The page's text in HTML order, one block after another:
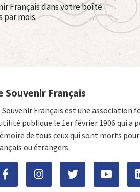
Français dans votre boîte
par mois.
Souvenir Français
Souvenir Français est une association
publique le 1er février 1906 qui a
de tous ceux qui sont morts
ou étrangers.